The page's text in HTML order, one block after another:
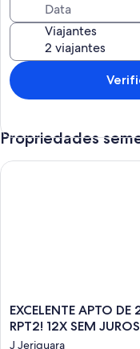
Viajantes
Propriedades
EXCELENTE
APTO
EXCELENTE APTO
RPT2! 12X SEM
J Jeriquara
EXCELENTE APTO DE 2